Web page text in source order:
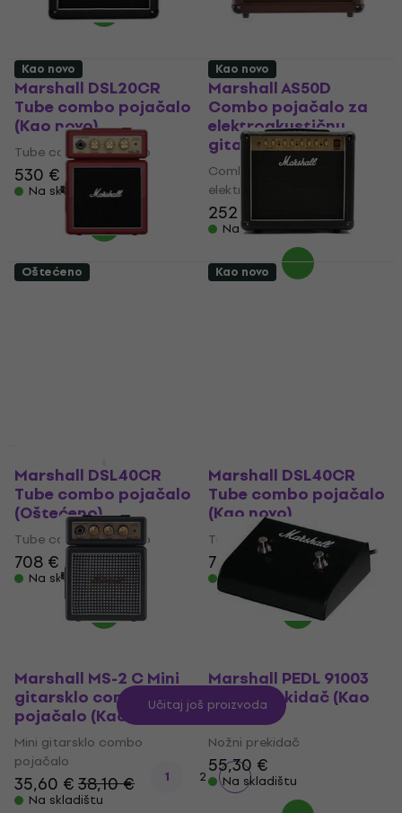
Marshall DSL20CR
Tube combo pojačalo
(Kao novo)
Tube combo pojačalo
530 € 549 €
Na skladištu
Marshall AS50D
Combo pojačalo za
elektroakustičnu
gitaru (Kao novo)
Combo pojačalo za
elektroakustičnu gitaru
252 €
Na skladištu
Kao novo Kao novo
Oštećeno
Marshall DSL40CR
Tube combo pojačalo
(Oštećeno)
Tube combo pojačalo
708 €
Na skladištu
Kao novo
Marshall DSL40CR
Tube combo pojačalo
(Kao novo)
Tube combo pojačalo
708 €
Marshall MS-2 C Mini
gitarsklo combo
pojačalo (Kao novo)
Mini gitarsklo combo
pojačalo
35,60 €38,10 €
Na skladištu
Marshall PEDL 91003
Nožni prekidač (Kao
novo)
Nožni prekidač
55,30 €
Na skladištu
Učitaj još proizvoda
1 2